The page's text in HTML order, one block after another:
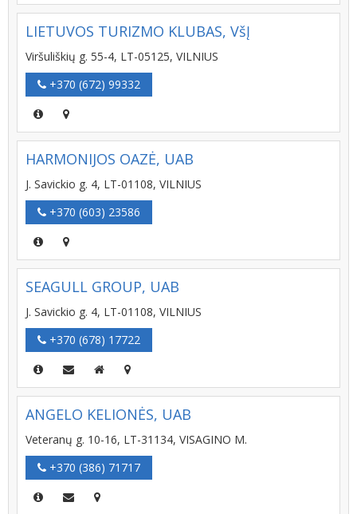
LIETUVOS TURIZMO KLUBAS, VšĮ
Viršuliškių g. 55-4, LT-05125, VILNIUS
+370 (672) 99332
HARMONIJOS OAZĖ, UAB
J. Savickio g. 4, LT-01108, VILNIUS
+370 (603) 23586
SEAGULL GROUP, UAB
J. Savickio g. 4, LT-01108, VILNIUS
+370 (678) 17722
ANGELO KELIONĖS, UAB
Veteranų g. 10-16, LT-31134, VISAGINO M.
+370 (386) 71717